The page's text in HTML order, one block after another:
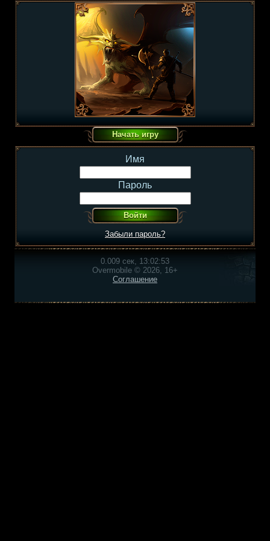
Имя
Пароль
Забыли пароль?
0.009 сек, 13:02:53
Overmobile © 2026, 16+
Соглашение